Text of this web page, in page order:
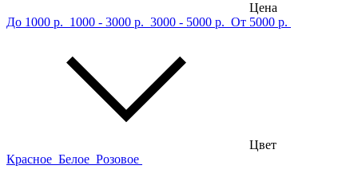
Цена
До 1000 р. 1000 - 3000 р. 3000 - 5000 р. От 5000 р.
Цвет
Красное Белое Розовое